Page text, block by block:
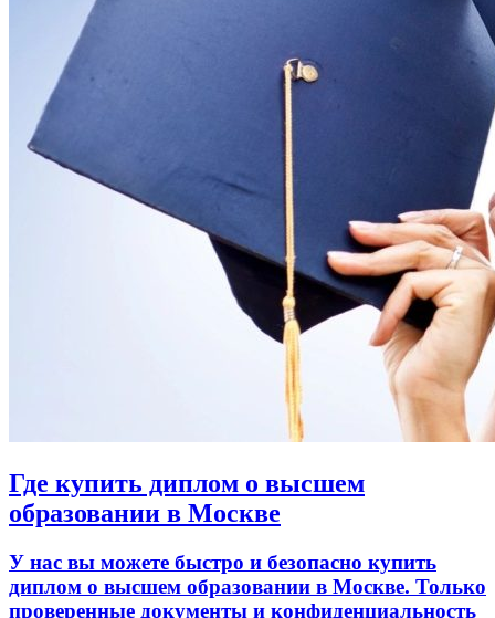
Где купить диплом о высшем
образовании в Москве
У нас вы можете быстро и безопасно купить
диплом о высшем образовании в Москве. Только
проверенные документы и конфиденциальность